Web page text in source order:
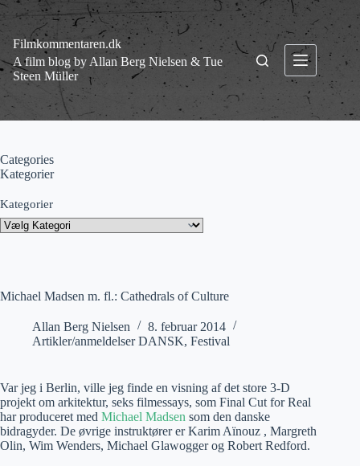
Fortsæt
indhold
Filmkommentaren.dk
A film blog by Allan Berg Nielsen & Tue
Steen Müller
Michael Madsen m. fl.: Cathedrals of Culture
Allan Berg Nielsen
8. februar 2014
Artikler/anmeldelser DANSK, Festival
Var jeg i Berlin, ville jeg finde en visning af det store 3-D
projekt om arkitektur, seks filmessays, som Final Cut for Real
har produceret med Michael Madsen som den danske
bidragyder. De øvrige instruktører er Karim Aïnouz , Margreth
Olin, Wim Wenders, Michael Glawogger og Robert Redford.
Categories
Kategorier
Kategorier